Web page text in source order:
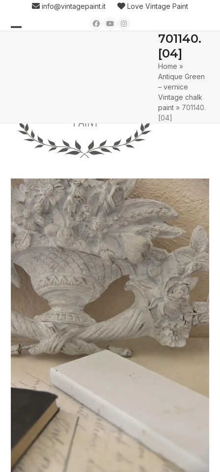
content
info@vintagepaint.it Love Vintage Paint
Facebook
YouTubeInstagram
701140.
[04]
Home »
Antique Green
– vernice
Vintage chalk
paint » 701140.
[04]